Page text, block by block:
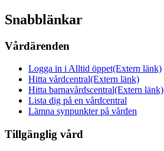
Snabblänkar
Vårdärenden
Logga in i Alltid öppet(Extern länk)
Hitta vårdcentral(Extern länk)
Hitta barnavårdscentral(Extern länk)
Lista dig på en vårdcentral
Lämna synpunkter på vården
Tillgänglig vård